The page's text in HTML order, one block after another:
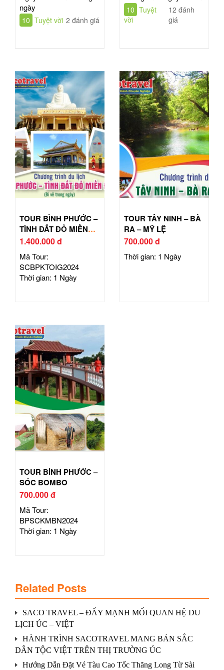
ngày
10 Tuyệt vời 2 đánh giá
10 Tuyệt
vời
12 đánh
giá
TOUR BÌNH PHƯỚC –
TÌNH ĐẤT ĐỎ MIỀN
ĐÔNG
1.400.000 đ
Mã Tour:
SCBPKTOIG2024
Thời gian: 1 Ngày
TOUR TÂY NINH – BÀ
RA – MỸ LỆ
700.000 đ
Thời gian: 1 Ngày
TOUR BÌNH PHƯỚC –
SÓC BOMBO
700.000 đ
Mã Tour:
BPSCKMBN2024
Thời gian: 1 Ngày
Related Posts
SACO TRAVEL – ĐẨY MẠNH MỐI QUAN HỆ DU
LỊCH ÚC – VIỆT
HÀNH TRÌNH SACOTRAVEL MANG BẢN SẮC
DÂN TỘC VIỆT TRÊN THỊ TRƯỜNG ÚC
Hướng Dẫn Đặt Vé Tàu Cao Tốc Thăng Long Từ Sài